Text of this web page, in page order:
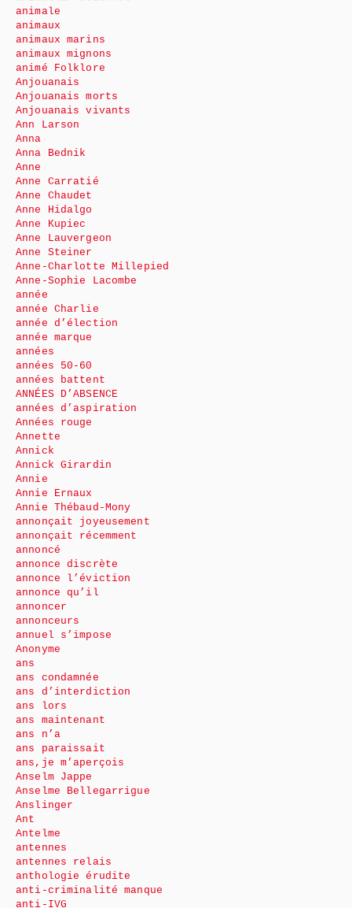
animale
animaux
animaux marins
animaux mignons
animé Folklore
Anjouanais
Anjouanais morts
Anjouanais vivants
Ann Larson
Anna
Anna Bednik
Anne
Anne Carratié
Anne Chaudet
Anne Hidalgo
Anne Kupiec
Anne Lauvergeon
Anne Steiner
Anne-Charlotte Millepied
Anne-Sophie Lacombe
année
année Charlie
année d’élection
année marque
années
années 50-60
années battent
ANNÉES D’ABSENCE
années d’aspiration
Années rouge
Annette
Annick
Annick Girardin
Annie
Annie Ernaux
Annie Thébaud-Mony
annonçait joyeusement
annonçait récemment
annoncé
annonce discrète
annonce l’éviction
annonce qu’il
annoncer
annonceurs
annuel s’impose
Anonyme
ans
ans condamnée
ans d’interdiction
ans lors
ans maintenant
ans n’a
ans paraissait
ans,je m’aperçois
Anselm Jappe
Anselme Bellegarrigue
Anslinger
Ant
Antelme
antennes
antennes relais
anthologie érudite
anti-criminalité manque
anti-IVG